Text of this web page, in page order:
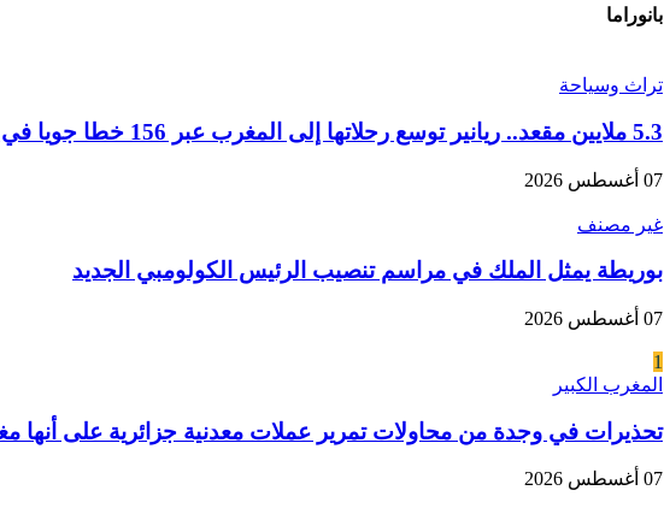
بانوراما
تراث وسياحة
5.3 ملايين مقعد.. ريانير توسع رحلاتها إلى المغرب عبر 156 خطا جويا في موسم الشتاء
07 أغسطس 2026
غير مصنف
بوريطة يمثل الملك في مراسم تنصيب الرئيس الكولومبي الجديد
07 أغسطس 2026
1
المغرب الكبير
تحذيرات في وجدة من محاولات تمرير عملات معدنية جزائرية على أنها
07 أغسطس 2026